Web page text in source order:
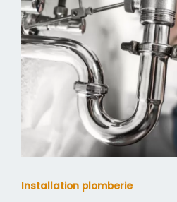
Installation plomberie